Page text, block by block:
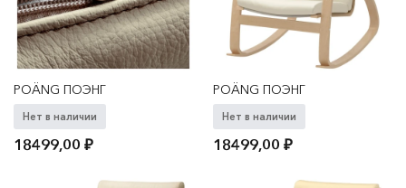
POÄNG ПОЭНГ
Нет в наличии
18499,00₽
POÄNG ПОЭНГ
Нет в наличии
18499,00₽